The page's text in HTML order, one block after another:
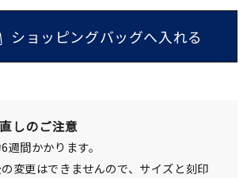
(tax
in)
ショッピングバッグへ入れる
しのご注意
間かかります。
変更はできませんので、サイズと刻印